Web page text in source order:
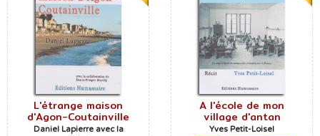
L'étrange maison
d'Agon-Coutainville
Daniel Lapierre avec la
A l'école de mon
village d'antan
Yves Petit-Loisel